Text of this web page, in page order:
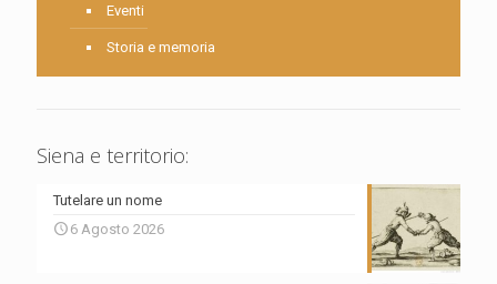
Eventi
Storia e memoria
Siena e territorio:
Tutelare un nome
6 Agosto 2026